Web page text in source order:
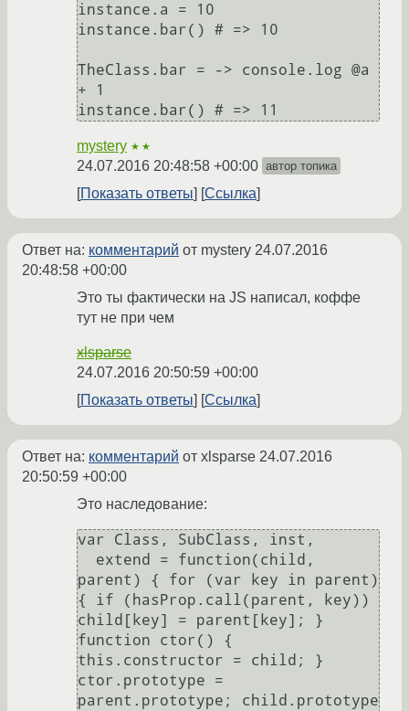
instance.a = 10
instance.bar() # => 10
TheClass.bar = -> console.log @a
+ 1
mystery ★★
24.07.2016 20:48:58 +00:00 автор топика
Показать ответы Ссылка
Ответ на: комментарий от mystery 24.07.2016
20:48:58 +00:00
Это ты фактически на JS написал, коффе
тут не при чем
xlsparse
24.07.2016 20:50:59 +00:00
Показать ответы
Ссылка
Ответ на: комментарий от xlsparse 24.07.2016
20:50:59 +00:00
Это наследование:
var Class, SubClass, inst,
parent) { for (var key in parent)
{ if (hasProp.call(parent, key))
child[key] = parent[key]; }
function ctor() {
this.constructor = child; }
ctor.prototype =
parent.prototype; child.prototype